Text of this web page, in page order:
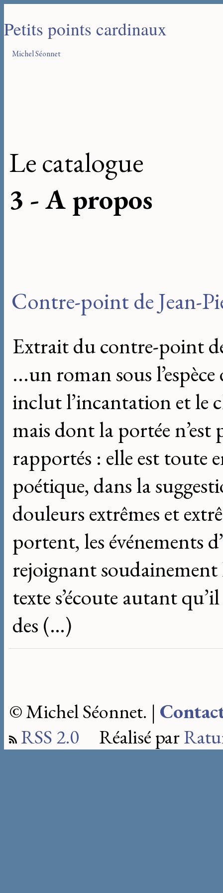
Petits points cardinaux
Michel Séonnet
Le catalogue
3 - A propos
Contre-point de Jean-
Extrait du contre-point
...un roman sous
inclut l’incantation et le
mais dont la portée n’est
rapportés : elle est toute
poétique, dans la
douleurs extrêmes et
portent, les événements
rejoignant
texte s’écoute autant
des (…)
© Michel Séonnet. |
RSS 2.0 Réalisé par